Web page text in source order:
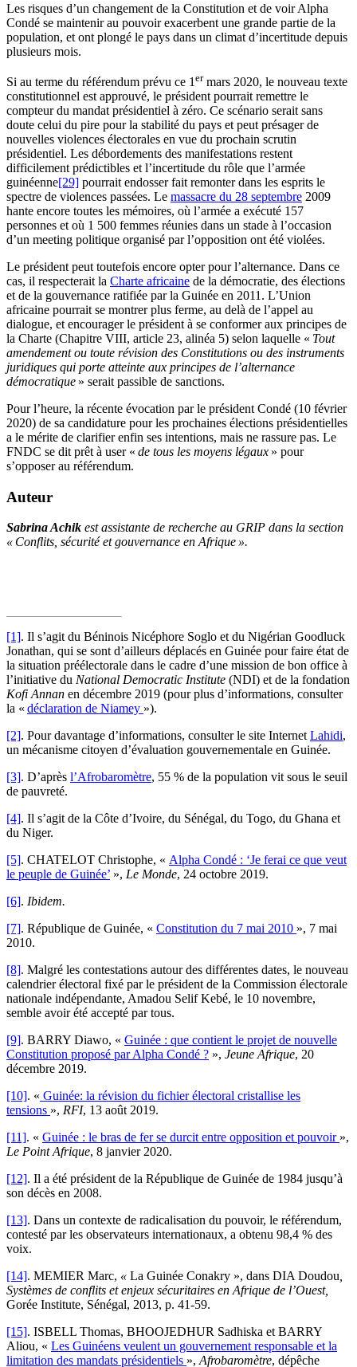
Les risques d’un changement de la Constitution et de voir Alpha
Condé se maintenir au pouvoir exacerbent une grande partie de la
population, et ont plongé le pays dans un climat d’incertitude depuis
plusieurs mois.
Si au terme du référendum prévu ce 1 ermars 2020, le nouveau texte
constitutionnel est approuvé, le président pourrait remettre le
compteur du mandat présidentiel à zéro. Ce scénario serait sans
doute celui du pire pour la stabilité du pays et peut présager de
nouvelles violences électorales en vue du prochain scrutin
présidentiel. Les débordements des manifestations restent
difficilement prédictibles et l’incertitude du rôle que l’armée
guinéenne[29] pourrait endosser fait remonter dans les esprits le
spectre de violences passées. Le massacre du 28 septembre 2009
hante encore toutes les mémoires, où l’armée a exécuté 157
personnes et où 1 500 femmes réunies dans un stade à l’occasion
d’un meeting politique organisé par l’opposition ont été violées.
Le président peut toutefois encore opter pour l’alternance. Dans ce
cas, il respecterait la Charte africaine de la démocratie, des élections
et de la gouvernance ratifiée par la Guinée en 2011. L’Union
africaine pourrait se montrer plus ferme, au delà de l’appel au
dialogue, et encourager le président à se conformer aux principes de
la Charte (Chapitre VIII, article 23, alinéa 5) selon laquelle « Tout
amendement ou toute révision des Constitutions ou des instruments
juridiques qui porte atteinte aux principes de l’alternance
démocratique » serait passible de sanctions.
Pour l’heure, la récente évocation par le président Condé (10 février
2020) de sa candidature pour les prochaines élections présidentielles
a le mérite de clarifier enfin ses intentions, mais ne rassure pas. Le
FNDC se dit prêt à user « de tous les moyens légaux » pour
s’opposer au référendum.
Auteur
Sabrina Achik est assistante de recherche au GRIP dans la section
« Conflits, sécurité et gouvernance en Afrique ».
[1]. Il s’agit du Béninois Nicéphore Soglo et du Nigérian Goodluck
Jonathan, qui se sont d’ailleurs déplacés en Guinée pour faire état de
la situation préélectorale dans le cadre d’une mission de bon office à
l’initiative du National Democratic Institute (NDI) et de la fondation
Kofi Annan en décembre 2019 (pour plus d’informations, consulter
la « déclaration de Niamey »).
[2]. Pour davantage d’informations, consulter le site InternetLahidi,
un mécanisme citoyen d’évaluation gouvernementale en Guinée.
[3]. D’après l’Afrobaromètre, 55 % de la population vit sous le seuil
de pauvreté.
[4]. Il s’agit de la Côte d’Ivoire, du Sénégal, du Togo, du Ghana et
du Niger.
[5]. CHATELOT Christophe, « Alpha Condé : ‘Je ferai ce que veut
le peuple de Guinée’ », Le Monde, 24 octobre 2019.
[6]. Ibidem.
[7]. République de Guinée, « Constitution du 7 mai 2010 », 7 mai
2010.
[8]. Malgré les contestations autour des différentes dates, le nouveau
calendrier électoral fixé par le président de la Commission électorale
nationale indépendante, Amadou Selif Kebé, le 10 novembre,
semble avoir été accepté par tous.
[9]. BARRY Diawo, « Guinée : que contient le projet de nouvelle
Constitution proposé par Alpha Condé ? », Jeune Afrique, 20
décembre 2019.
[10]. « Guinée: la révision du fichier électoral cristallise les
tensions », RFI, 13 août 2019.
[11]. « Guinée : le bras de fer se durcit entre opposition et pouvoir »,
Le Point Afrique, 8 janvier 2020.
[12]. Il a été président de la République de Guinée de 1984 jusqu’à
son décès en 2008.
[13]. Dans un contexte de radicalisation du pouvoir, le référendum,
contesté par les observateurs internationaux, a obtenu 98,4 % des
voix.
[14]. MEMIER Marc, « La Guinée Conakry », dans DIA Doudou,
Systèmes de conflits et enjeux sécuritaires en Afrique de l’Ouest,
Gorée Institute, Sénégal, 2013, p. 41-59.
[15]. ISBELL Thomas, BHOOJEDHUR Sadhiska et BARRY
Aliou, « Les Guinéens veulent un gouvernement responsable et la
limitation des mandats présidentiels »,Afrobaromètre, dépêche